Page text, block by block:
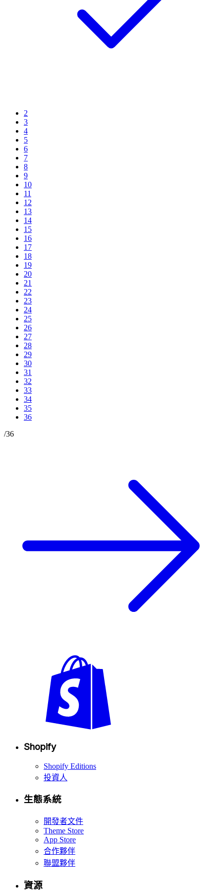
2
3
4
5
6
7
8
9
10
11
12
13
14
15
16
17
18
19
20
21
22
23
24
25
26
27
28
29
30
31
32
33
34
35
36
/36
Shopify
Shopify Editions
投資人
生態系統
開發者文件
Theme Store
App Store
合作夥伴
聯盟夥伴
資源